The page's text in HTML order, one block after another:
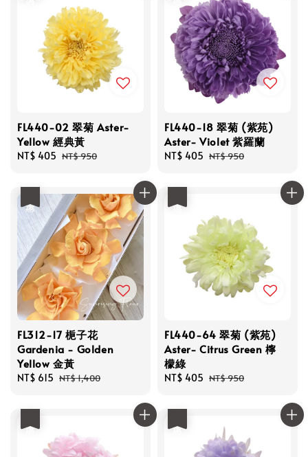
FL440-02 翠菊 Aster-
Yellow 經典黃
Sale
NT$ 405 Regular
NT$ 950
FL440-18 翠菊 (紫苑)
Aster- Violet 紫羅蘭
Sale
NT$ 405 Regular
NT$ 950
FL312-17 梔子花
Gardenia - Golden
Yellow 金黃
Sale
NT$ 615 Regular
NT$ 1,400
FL440-64 翠菊 (紫苑)
Aster- Citrus Green 檸
檬綠
Sale
NT$ 405 Regular
NT$ 950